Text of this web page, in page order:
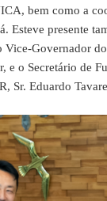
bem como a
Esteve presente
Governador
e o Secretário de
Sr. Eduardo